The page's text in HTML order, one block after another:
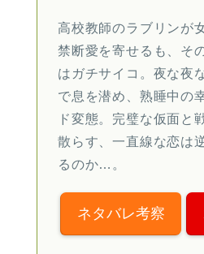
高校教師のラブリンが
禁断愛を寄せるも、そ
はガチサイコ。夜な夜
で息を潜め、熟睡中の
ド変態。完璧な仮面と
散らす、一直線な恋は
るのか…。
ネタバレ考察